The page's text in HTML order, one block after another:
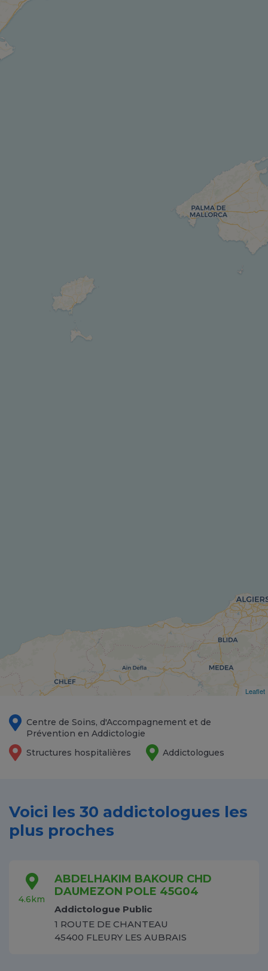
Leaflet
Centre de Soins, d'Accompagnement et de
Prévention en Addictologie
Structures hospitalières
Addictologues
Voici les 30 addictologues les
plus proches
4.6km
ABDELHAKIM BAKOUR CHD
DAUMEZON POLE 45G04
Addictologue Public
1 ROUTE DE CHANTEAU
45400 FLEURY LES AUBRAIS